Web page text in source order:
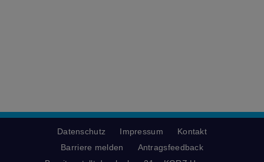
Datenschutz Impressum
Kontakt
Barriere melden
Antragsfeedback